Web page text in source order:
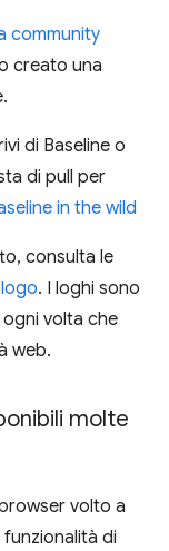
community
creato una
di Baseline o
di pull per
in the wild
consulta le
. I loghi sono
volta che
web.
molte
volto a
di